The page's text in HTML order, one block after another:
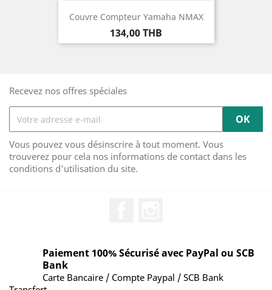
Couvre Compteur Yamaha NMAX
Prix
134,00 THB
Recevez nos offres spéciales
Vous pouvez vous désinscrire à tout moment. Vous
trouverez pour cela nos informations de contact dans les
conditions d'utilisation du site.
Paiement 100% Sécurisé avec PayPal ou SCB
Bank
Carte Bancaire / Compte Paypal / SCB Bank